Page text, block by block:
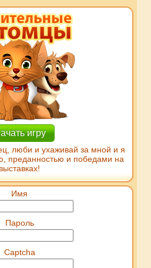
игру
люби и ухаживай за мной и я
преданностью и победами на
выставках!
Имя
Пароль
Captcha